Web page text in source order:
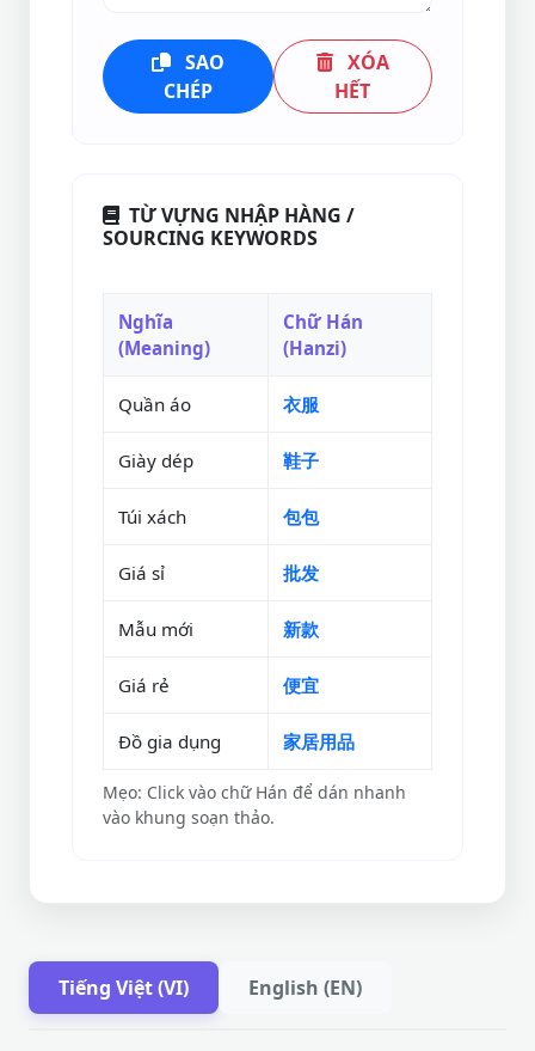
SAO
CHÉP
XÓA
HẾT
TỪ VỰNG NHẬP HÀNG /
SOURCING KEYWORDS
Nghĩa
(Meaning)
Chữ Hán
(Hanzi)
Quần áo 衣服
Giày dép 鞋子
Túi xách 包包
Giá sỉ 批发
Mẫu mới 新款
Giá rẻ 便宜
Đồ gia dụng 家居用品
Mẹo: Click vào chữ Hán để dán nhanh
vào khung soạn thảo.
Tiếng Việt (VI) English (EN)